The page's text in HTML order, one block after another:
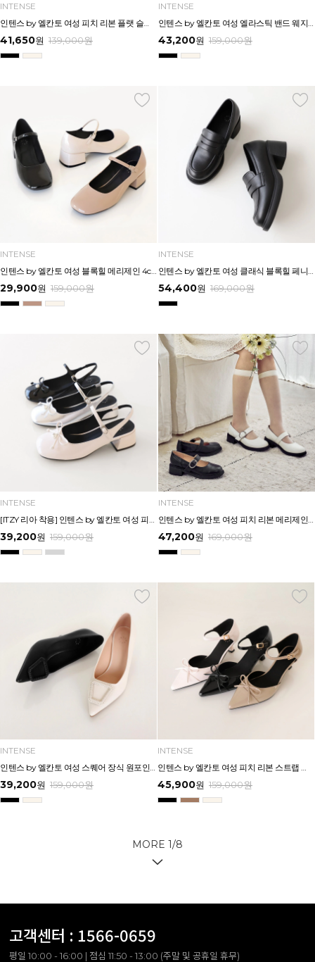
INTENSE
인텐스 by 엘칸토 여성 피치 리본 플랫 슬링백 2cm LCWO26I613
41,650원 139,000원
INTENSE
인텐스 by 엘칸토 여성 엘라스틱 밴드 웨지 힐 5cm LCWD99I613
43,200원 159,000원
INTENSE
인텐스 by 엘칸토 여성 블록힐 메리제인 4cm LCWD98I613
29,900원 159,000원
INTENSE
인텐스 by 엘칸토 여성 클래식 블록힐 페니로퍼 5.5cm LCWD51I613
54,400원 169,000원
INTENSE
39,200원 159,000원
INTENSE
47,200원 169,000원
INTENSE
39,200원 159,000원
INTENSE
45,900원 159,000원
MORE 1/8
고객센터 : 1566-0659
평일 10:00 - 16:00 | 점심 11:50 - 13:00 (주말 및 공휴일 휴무)